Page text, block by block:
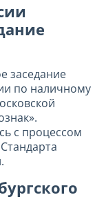
заседание
по наличному
с процессом